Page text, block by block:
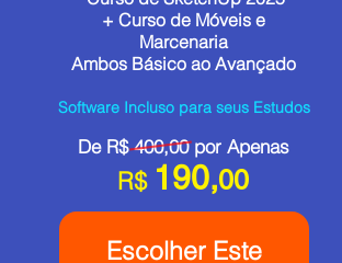
+ Curso de Móveis e
Marcenaria
Ambos Básico ao Avançado
Software Incluso para seus Estudos
De R$ 400,00 por Apenas
R$ 190,00
Escolher Este